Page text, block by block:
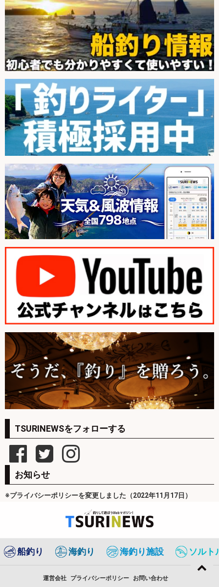
TSURINEWSをフォローする
お知らせ
※プライバシーポリシーを変更しました（2022年11月17日）
船釣り 海釣り 海釣り施設 ソルト
運営会社 プライバシーポリシー お問い合わせ